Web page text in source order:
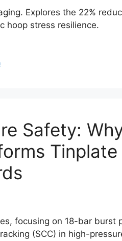
Explores the 22%
hoop stress resilience.
Safety:
Tinplate
focusing on 18-bar burst
(SCC) in high-